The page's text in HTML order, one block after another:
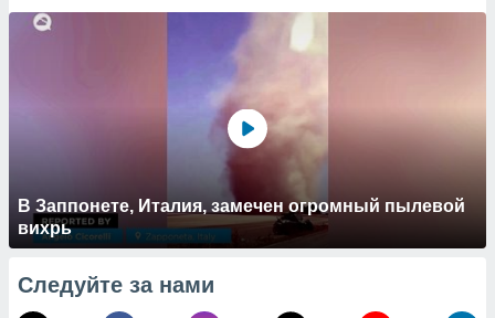
В Заппонете, Италия, замечен огромный пылевой
вихрь
Следуйте за нами